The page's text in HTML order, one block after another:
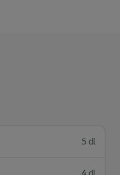
5 dl